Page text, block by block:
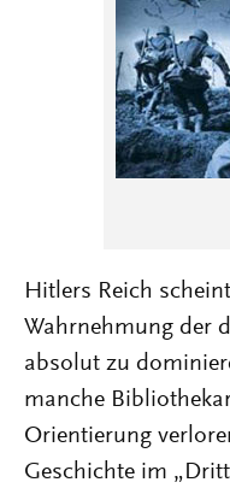
Hitlers Reich
Wahrnehmung der
absolut zu
manche
Orientierung
Geschichte im